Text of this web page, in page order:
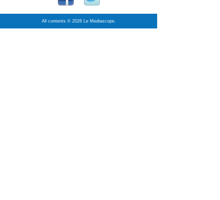
All contents © 2026 Le Mediascope.